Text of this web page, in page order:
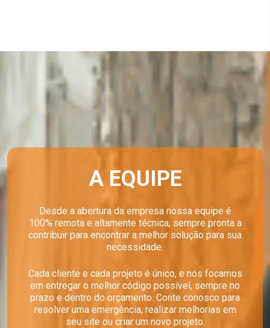
A EQUIPE
Desde a abertura da empresa nossa equipe é
100% remota e altamente técnica, sempre pronta a
contribuir para encontrar a melhor solução para sua
necessidade.
Cada cliente e cada projeto é único, e nós focamos
em entregar o melhor código possível, sempre no
prazo e dentro do orçamento. Conte conosco para
resolver uma emergência, realizar melhorias em
seu site ou criar um novo projeto.